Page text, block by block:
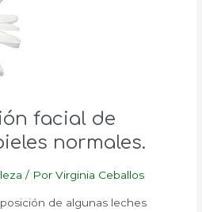
facial de
normales.
/ PorVirginia Ceballos
de algunas leches